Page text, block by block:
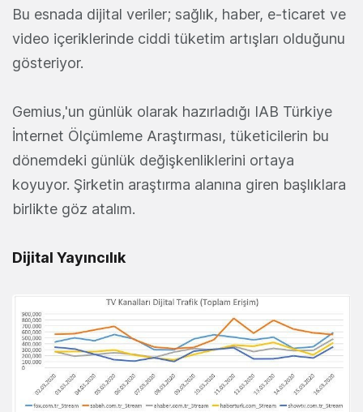
Bu esnada dijital veriler; sağlık, haber, e-ticaret ve
video içeriklerinde ciddi tüketim artışları olduğunu
gösteriyor.
Gemius,'un günlük olarak hazırladığı IAB Türkiye
İnternet Ölçümleme Araştırması, tüketicilerin bu
dönemdeki günlük değişkenliklerini ortaya
koyuyor. Şirketin araştırma alanına giren başlıklara
birlikte göz atalım.
Dijital Yayıncılık